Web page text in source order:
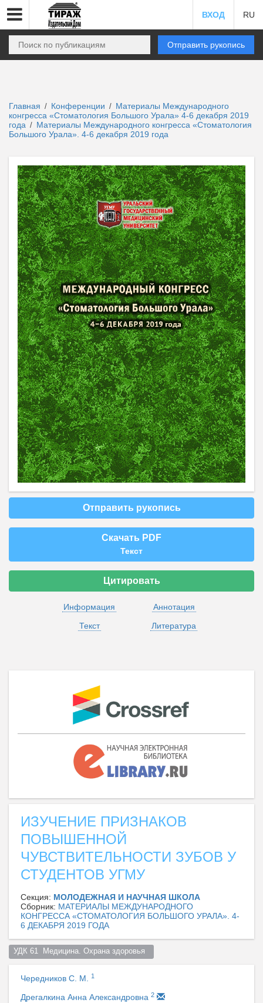
ВХОД RU
Отправить рукопись
Главная / Конференции / Материалы Международного
конгресса «Стоматология Большого Урала» 4-6 декабря 2019
года / Материалы Международного конгресса «Стоматология
Большого Урала». 4-6 декабря 2019 года
Отправить рукопись
Скачать PDF
Текст
Цитировать
Информация
Аннотация
Текст
Литература
ИЗУЧЕНИЕ ПРИЗНАКОВ
ПОВЫШЕННОЙ
ЧУВСТВИТЕЛЬНОСТИ ЗУБОВ У
СТУДЕНТОВ УГМУ
Секция: МОЛОДЕЖНАЯ И НАУЧНАЯ ШКОЛА
Сборник: МАТЕРИАЛЫ МЕЖДУНАРОДНОГО
КОНГРЕССА «СТОМАТОЛОГИЯ БОЛЬШОГО УРАЛА». 4-
6 ДЕКАБРЯ 2019 ГОДА
УДК 61  Медицина. Охрана здоровья
Чередников С. М. 1
Дрегалкина Анна Александровна 2